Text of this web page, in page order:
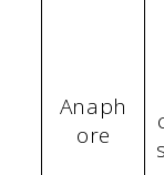
Anaph
ore